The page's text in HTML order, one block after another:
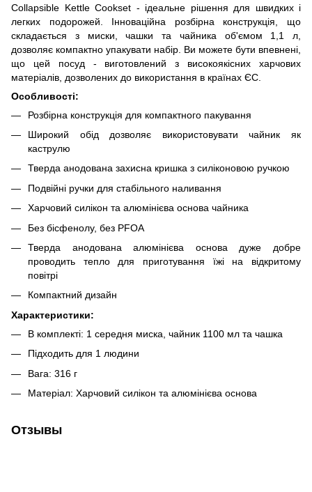
Collapsible Kettle Cookset - ідеальне рішення для швидких і
легких подорожей. Інноваційна розбірна конструкція, що
складається з миски, чашки та чайника об'ємом 1,1 л,
дозволяє компактно упакувати набір. Ви можете бути впевнені,
що цей посуд - виготовлений з високоякісних харчових
матеріалів, дозволених до використання в країнах ЄС.
Особливості:
Розбірна конструкція для компактного пакування
Широкий обід дозволяє використовувати чайник як
каструлю
Тверда анодована захисна кришка з силіконовою ручкою
Подвійні ручки для стабільного наливання
Харчовий силікон та алюмінієва основа чайника
Без бісфенолу, без PFOA
Тверда анодована алюмінієва основа дуже добре
проводить тепло для приготування їжі на відкритому
повітрі
Компактний дизайн
Характеристики:
В комплекті: 1 середня миска, чайник 1100 мл та чашка
Підходить для 1 людини
Вага: 316 г
Матеріал: Харчовий силікон та алюмінієва основа
Отзывы